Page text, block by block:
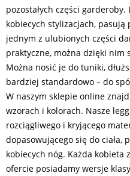
pozostałych części
kobiecych stylizacjach, pasują
jednym z ulubionych części
praktyczne, można dzięki nim
Można nosić je do tuniki,
bardziej standardowo – do
W naszym sklepie online
wzorach i kolorach. Nasze
rozciągliwego i kryjącego
dopasowującego się do ciała,
kobiecych nóg. Każda
ofercie posiadamy wersje